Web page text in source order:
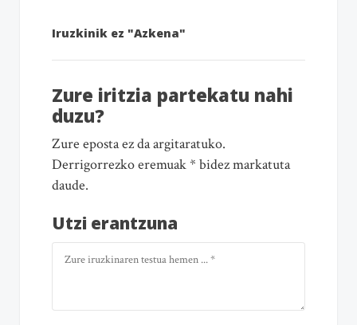
Iruzkinik ez "Azkena"
Zure iritzia partekatu nahi
duzu?
Zure eposta ez da argitaratuko.
Derrigorrezko eremuak * bidez markatuta
daude.
Utzi erantzuna